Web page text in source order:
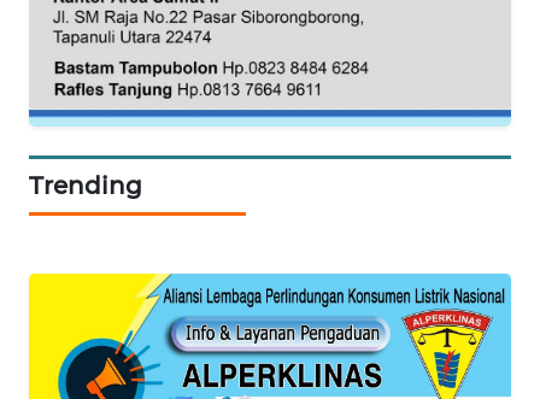
Trending
Wahana
WAHANA
NEWS
TANI
WAHANA
ADVOKAT